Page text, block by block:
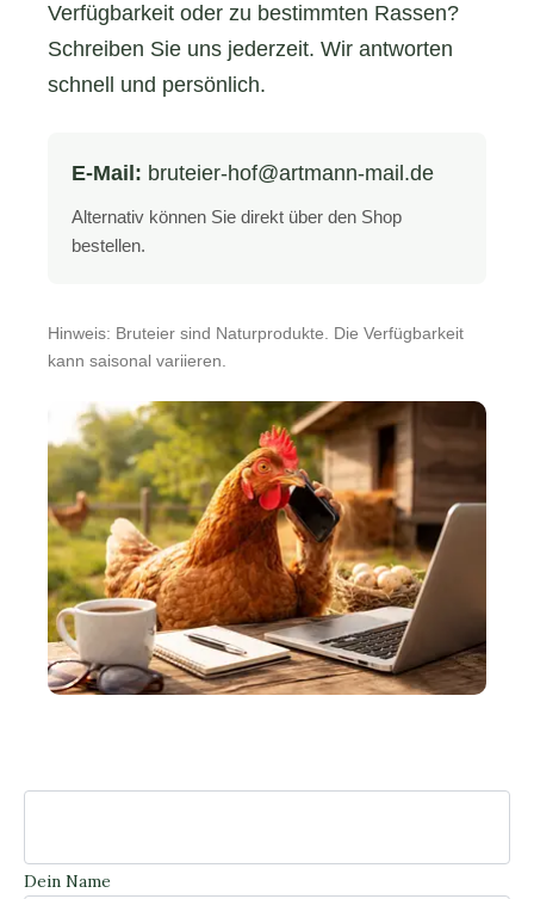
Verfügbarkeit oder zu bestimmten Rassen?
Schreiben Sie uns jederzeit. Wir antworten
schnell und persönlich.
E-Mail: bruteier-hof@artmann-mail.de
Alternativ können Sie direkt über den Shop
bestellen.
Hinweis: Bruteier sind Naturprodukte. Die Verfügbarkeit
kann saisonal variieren.
Dein Name